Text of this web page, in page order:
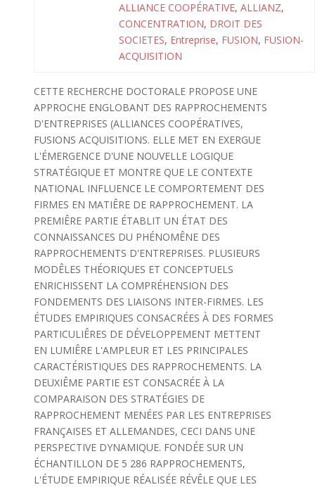
ALLIANCE COOPÉRATIVE, ALLIANZ,
CONCENTRATION, DROIT DES
SOCIETES, Entreprise, FUSION, FUSION-
ACQUISITION
CETTE RECHERCHE DOCTORALE PROPOSE UNE
APPROCHE ENGLOBANT DES RAPPROCHEMENTS
D'ENTREPRISES (ALLIANCES COOPÉRATIVES,
FUSIONS ACQUISITIONS. ELLE MET EN EXERGUE
L'ÉMERGENCE D'UNE NOUVELLE LOGIQUE
STRATÉGIQUE ET MONTRE QUE LE CONTEXTE
NATIONAL INFLUENCE LE COMPORTEMENT DES
FIRMES EN MATIÊRE DE RAPPROCHEMENT. LA
PREMIÊRE PARTIE ÉTABLIT UN ÉTAT DES
CONNAISSANCES DU PHÉNOMÊNE DES
RAPPROCHEMENTS D'ENTREPRISES. PLUSIEURS
MODÊLES THÉORIQUES ET CONCEPTUELS
ENRICHISSENT LA COMPRÉHENSION DES
FONDEMENTS DES LIAISONS INTER-FIRMES. LES
ÉTUDES EMPIRIQUES CONSACRÉES À DES FORMES
PARTICULIÊRES DE DÉVELOPPEMENT METTENT
EN LUMIÊRE L'AMPLEUR ET LES PRINCIPALES
CARACTÉRISTIQUES DES RAPPROCHEMENTS. LA
DEUXIÊME PARTIE EST CONSACRÉE À LA
COMPARAISON DES STRATÉGIES DE
RAPPROCHEMENT MENÉES PAR LES ENTREPRISES
FRANÇAISES ET ALLEMANDES, CECI DANS UNE
PERSPECTIVE DYNAMIQUE. FONDÉE SUR UN
ÉCHANTILLON DE 5 286 RAPPROCHEMENTS,
L'ÉTUDE EMPIRIQUE RÉALISÉE RÉVÊLE QUE LES